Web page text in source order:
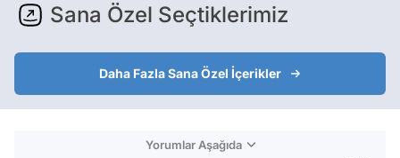
Sana Özel Seçtiklerimiz
Daha Fazla Sana Özel İçerikler
Yorumlar Aşağıda